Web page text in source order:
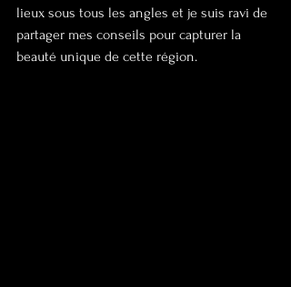
lieux sous tous les angles et je suis ravi de
partager mes conseils pour capturer la
beauté unique de cette région.